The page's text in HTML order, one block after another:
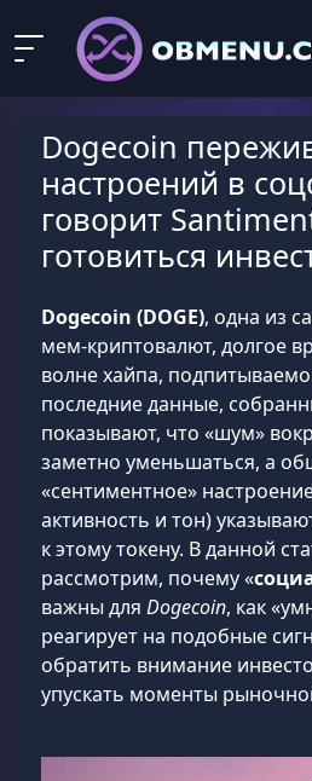
Dogecoin
настроений в
говорит
готовиться
Dogecoin (DOGE), одна из
мем-криптовалют, долгое
волне хайпа,
последние данные,
показывают, что «шум»
заметно уменьшаться, а
«сентиментное»
активность и тон)
к этому токену. В данной
рассмотрим, почему «
важны для Dogecoin, как
реагирует на подобные
обратить внимание
упускать моменты